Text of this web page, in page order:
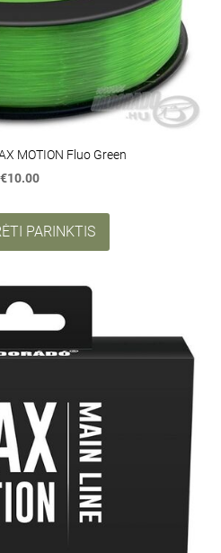
MOTION Fluo Green
€10.00
PARINKTIS